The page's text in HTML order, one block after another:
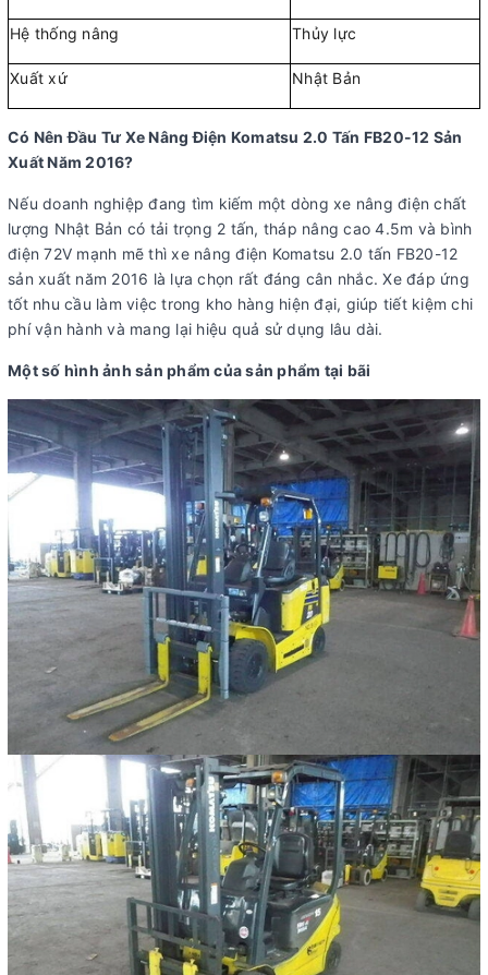
Hệ thống nâng Thủy lực
Xuất xứ Nhật Bản
Có Nên Đầu Tư Xe Nâng Điện Komatsu 2.0 Tấn FB20-12 Sản
Xuất Năm 2016?
Nếu doanh nghiệp đang tìm kiếm một dòng xe nâng điện chất
lượng Nhật Bản có tải trọng 2 tấn, tháp nâng cao 4.5m và bình
điện 72V mạnh mẽ thì xe nâng điện Komatsu 2.0 tấn FB20-12
sản xuất năm 2016 là lựa chọn rất đáng cân nhắc. Xe đáp ứng
tốt nhu cầu làm việc trong kho hàng hiện đại, giúp tiết kiệm chi
phí vận hành và mang lại hiệu quả sử dụng lâu dài.
Một số hình ảnh sản phẩm của sản phẩm tại bãi